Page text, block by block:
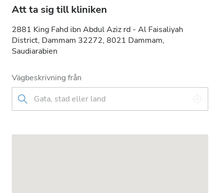
Att ta sig till kliniken
2881 King Fahd ibn Abdul Aziz rd - Al Faisaliyah
District, Dammam 32272, 8021 Dammam,
Saudiarabien
Vägbeskrivning från